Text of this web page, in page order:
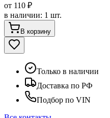
от 110 ₽
в наличии: 1 шт.
В корзину
Только в наличии
Доставка по РФ
Подбор по VIN